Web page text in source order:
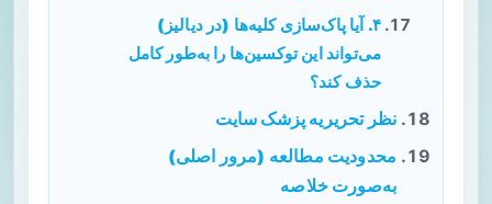
۴. آیا پاک‌سازی کلیه‌ها (در دیالیز)
می‌تواند این توکسین‌ها را به‌طور کامل
حذف کند؟
نظر تحریریه پزشک سایت
محدودیت مطالعه (مرور اصلی)
به‌صورت خلاصه